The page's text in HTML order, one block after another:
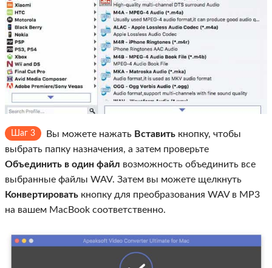
Шаг 3 Вы можете нажать Вставить кнопку, чтобы
выбрать папку назначения, а затем проверьте
Объединить в один файл возможность объединить все
выбранные файлы WAV. Затем вы можете щелкнуть
Конвертировать кнопку для преобразования WAV в MP3
на вашем MacBook соответственно.